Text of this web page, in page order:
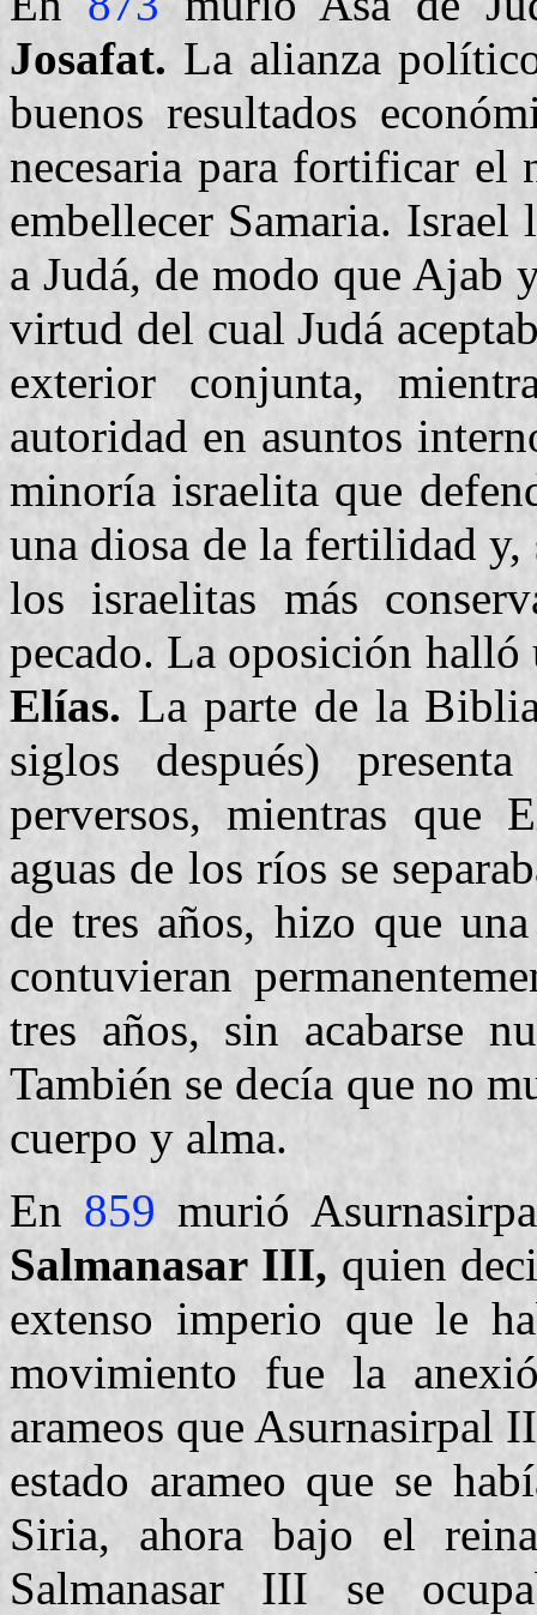
Josafat. La alianza
buenos resultados
necesaria para fortificar el
embellecer Samaria.
a Judá, de modo que Ajab
virtud del cual Judá
exterior conjunta,
autoridad en asuntos
minoría israelita que
una diosa de la fertilidad y,
los israelitas más
pecado. La oposición
Elías. La parte de la
siglos después)
perversos, mientras que
aguas de los ríos se
de tres años, hizo que
contuvieran
tres años, sin acabarse
También se decía que no
cuerpo y alma.
En 859 murió
Salmanasar III, quien
extenso imperio que le
movimiento fue la
arameos que Asurnasirpal
estado arameo que se
Siria, ahora bajo el
Salmanasar III se